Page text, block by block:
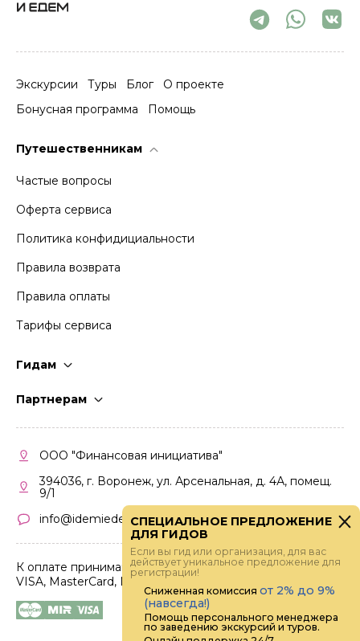
Экскурсии Туры Блог
О проекте
Бонусная программа
Помощь
Путешественникам
Частые вопросы
Оферта сервиса
Политика конфидициальности
Правила возврата
Правила оплаты
Тарифы сервиса
Гидам
Партнерам
Кабинет партнера
Правила участия
ООО "Финансовая инициатива"
394036, г. Воронеж, ул. Арсенальная, д. 4А, помещ.
9/1
info@idemiedem.ru
К оплате принимаются карты
VISA, MasterCard, МИР
СПЕЦИАЛЬНОЕ ПРЕДЛОЖЕНИЕ
ДЛЯ ГИДОВ
Если вы гид или организация, для вас
действует уникальное предложение для
регистрации!
Сниженная комиссия от 2% до 9%
(навсегда!)
Помощь персонального менеджера
по заведению экскурсий и туров.